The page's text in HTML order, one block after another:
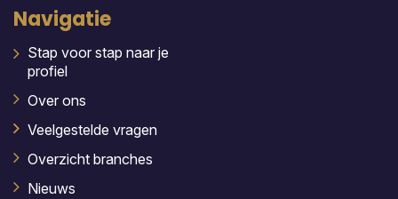
Navigatie
Stap voor stap naar je
profiel
Over ons
Veelgestelde vragen
Overzicht branches
Nieuws